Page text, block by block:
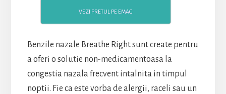
VEZI PRETUL PE EMAG
Benzile nazale Breathe Right sunt create pentru
a oferi o solutie non-medicamentoasa la
congestia nazala frecvent intalnita in timpul
noptii. Fie ca este vorba de alergii, raceli sau un